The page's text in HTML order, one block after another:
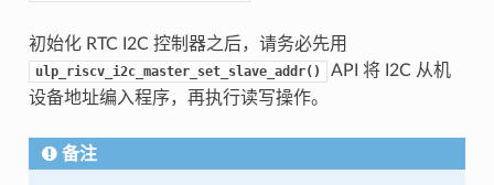
初始化 RTC I2C 控制器之后，请务必先用
ulp_riscv_i2c_master_set_slave_addr()
API 将 I2C 从机
设备地址编入程序，再执行读写操作。
备注